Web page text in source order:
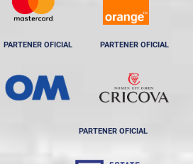
PARTENER OFICIAL PARTENER OFICIAL
PARTENER OFICIAL